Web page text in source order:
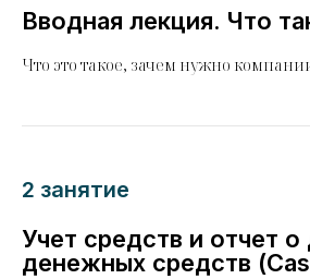
Вводная лекция. Что
Что это такое, зачем нужно
2 занятие
Учет средств и отчет
денежных средств